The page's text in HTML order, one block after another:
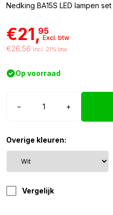
Nedking BA15S LED lampen
€21,95
Excl. btw
€26,56 Incl. 21% btw
Op voorraad
−
LED
2
aantal
+
Overige kleuren:
Vergelijk